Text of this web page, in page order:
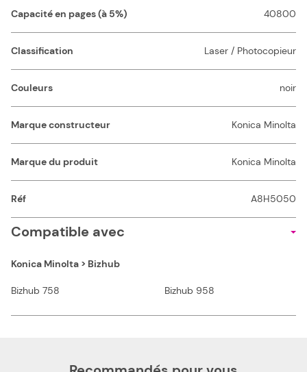
Capacité en pages (à 5%) 40800
Classification Laser / Photocopieur
Couleurs noir
Marque constructeur Konica Minolta
Marque du produit Konica Minolta
Réf A8H5050
Compatible avec
Konica Minolta > Bizhub
Bizhub 758 Bizhub 958